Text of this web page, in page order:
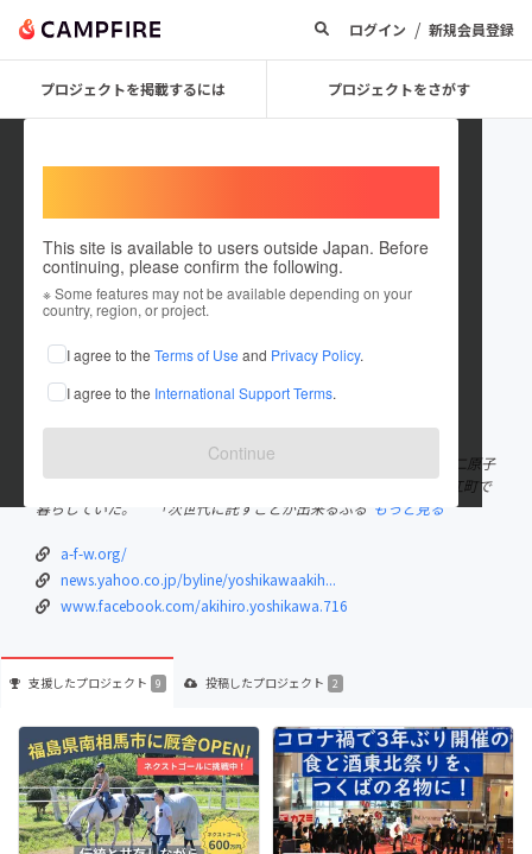
ログイン / 新規会員登録
プロジェクトを掲載するには プロジェクトをさがす
This site is available to users outside Japan. Before
continuing, please confirm the following.
※ Some features may not be available depending on your
country, region, or project.
I agree to the Terms of Use and Privacy Policy.
I agree to the International Support Terms.
Continue
yoshikawaakihiro
これまでに9回支援して2件のプロジェクトを投稿しています
在住国：日本 現在地：福島県
出身国：日本 出身地：茨城県
吉川彰浩 1980年生まれ。元東京電力社員として、福島第一、第二原子
力発電所に勤務し、原発事故で避難区域となった福島県双葉郡浪江町で
暮らしていた。 「次世代に託すことが出来るふる もっと見る
a-f-w.org/
news.yahoo.co.jp/byline/yoshikawaakih...
www.facebook.com/akihiro.yoshikawa.716
支援したプロジェクト 9 投稿したプロジェクト 2